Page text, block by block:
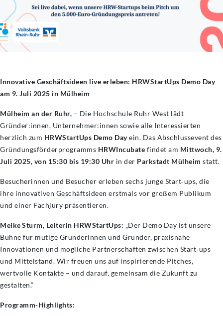
Innovative Geschäftsideen live erleben: HRWStartUps Demo Day
am 9. Juli 2025 in Mülheim
Mülheim an der Ruhr, – Die Hochschule Ruhr West lädt
Gründer:innen, Unternehmer:innen sowie alle Interessierten
herzlich zum HRWStartUps Demo Dayein. Das Abschlussevent des
Gründungsförderprogramms HRWIncubate findet am Mittwoch, 9.
Juli 2025, von 15:30 bis 19:30 Uhr in der Parkstadt Mülheim statt.
Besucherinnen und Besucher erleben sechs junge Start‑ups, die
ihre innovativen Geschäftsideen erstmals vor großem Publikum
und einer Fachjury präsentieren.
Meike Sturm, Leiterin HRWStartUps: „Der Demo Day ist unsere
Bühne für mutige Gründerinnen und Gründer, praxisnahe
Innovationen und mögliche Partnerschaften zwischen Start‑ups
und Mittelstand. Wir freuen uns auf inspirierende Pitches,
wertvolle Kontakte – und darauf, gemeinsam die Zukunft zu
gestalten.“
Programm-Highlights: